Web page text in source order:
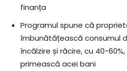
finanța
Programul spune că
îmbunătățească consumul
încălzire și răcire, cu 40-
primească acei bani